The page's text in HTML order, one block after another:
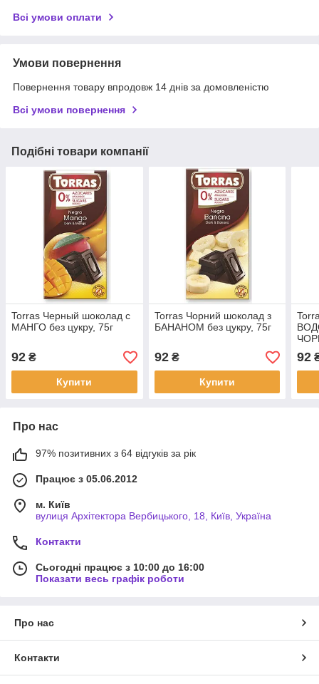
Всі умови оплати
Умови повернення
Повернення товару впродовж 14 днів за домовленістю
Всі умови повернення
Подібні товари компанії
Torras Черный шоколад с
МАНГО без цукру, 75г
92 ₴
Купити
Torras Чорний шоколад з
БАНАНОМ без цукру, 75г
92₴
Купити
92
Про нас
97% позитивних з 64 відгуків за рік
Працює з 05.06.2012
м. Київ
вулиця Архітектора Вербицького, 18, Київ, Україна
Контакти
Сьогодні працює з 10:00 до 16:00
Показати весь графік роботи
Про нас
Контакти